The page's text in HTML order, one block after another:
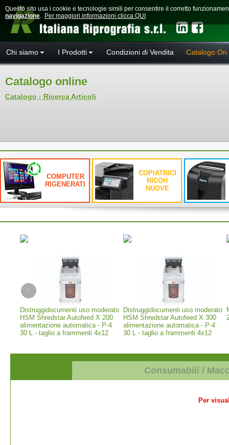
Questo sito usa i cookie e tecnologie simili per consentire il corretto
navigazione. Per maggiori informazioni clicca QUI
Chi siamo I Prodotti Condizioni di Vendita Catalogo On
Catalogo online
Catalogo - Ricerca Articoli
COMPUTER
RIGENERATI
COPIATRICI
RICOH
NUOVE
Distruggidocumenti uso moderato
HSM Shredstar Autofeed X 200
alimentazione automatica - P-4
30 L - taglio a frammenti 4x12
Distruggidocumenti uso moderato
HSM Shredstar Autofeed X 300
alimentazione automatica - P-4
30 L - taglio a frammenti 4x12
Consumabili /
Per